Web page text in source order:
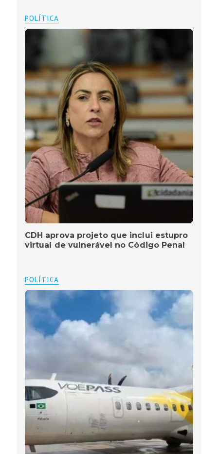
POLÍTICA
CDH aprova projeto que inclui estupro
virtual de vulnerável no Código Penal
POLÍTICA